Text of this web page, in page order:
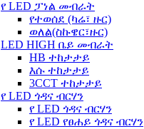
የ LED ፓነል መብራት
የተወሰደ (ካሬ፣ ዙር)
ወለል(ስኩዌር፣ዙር)
LED HIGH ቤይ መብራት
HB ተከታታይ
እሱ ተከታታይ
3CCT ተከታታይ
የ LED ጎዳና ብርሃን
የ LED ጎዳና ብርሃን
የ LED የፀሐይ ጎዳና ብርሃን